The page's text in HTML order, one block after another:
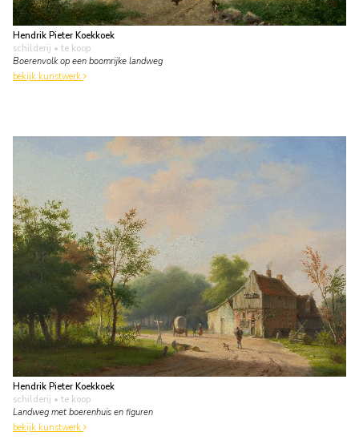
Hendrik Pieter Koekkoek
schilderij • te koop
Boerenvolk op een boomrijke landweg
bekijk kunstwerk
Hendrik Pieter Koekkoek
schilderij • te koop
Landweg met boerenhuis en figuren
bekijk kunstwerk